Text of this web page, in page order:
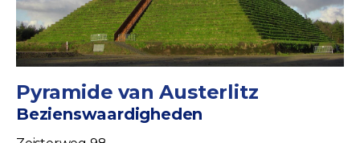
Pyramide van Austerlitz
Bezienswaardigheden